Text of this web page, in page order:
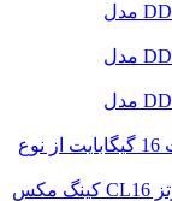
رم استوک لپ تاپی ۲ گیگابایت DDR3 مدل
رم استوک لپ تاپی ۲ گیگابایت DDR3 مدل
رم استوک لپ تاپی ۲ گیگابایت DDR3 مدل
رم پاتریوت Signature Line ظرفیت 16 گیگابایت از نوع
رم دسکتاپ تک کاناله 3200 مگاهرتز CL16 کینگ مکس